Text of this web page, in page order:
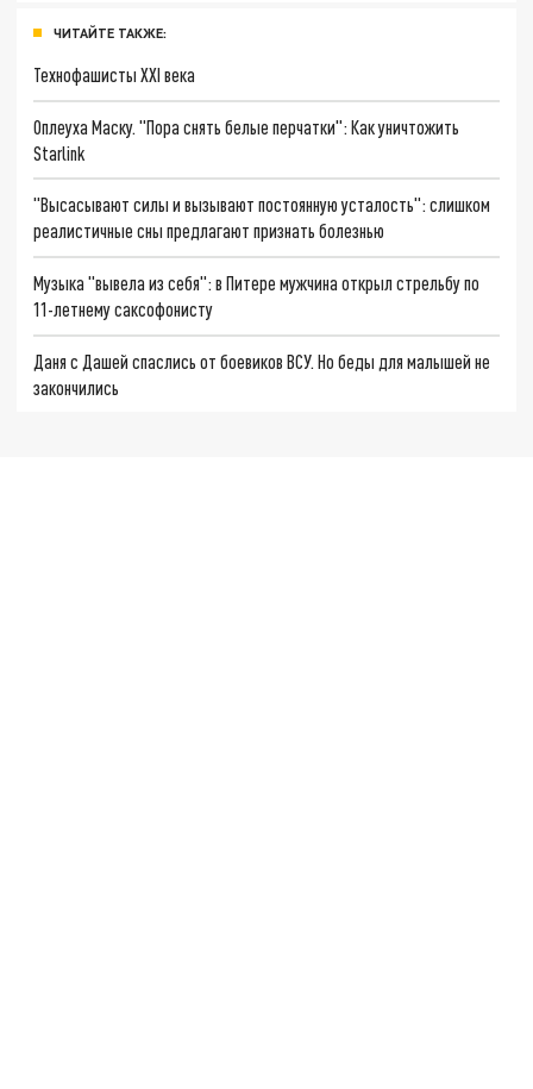
ЧИТАЙТЕ ТАКЖЕ:
Технофашисты XXI века
Оплеуха Маску. "Пора снять белые перчатки": Как уничтожить
Starlink
"Высасывают силы и вызывают постоянную усталость": слишком
реалистичные сны предлагают признать болезнью
Музыка "вывела из себя": в Питере мужчина открыл стрельбу по
11-летнему саксофонисту
Даня с Дашей спаслись от боевиков ВСУ. Но беды для малышей не
закончились